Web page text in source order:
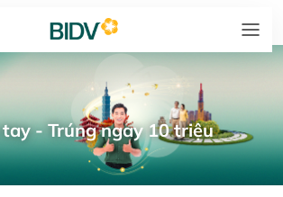
- Trúng ngay 10 triệu